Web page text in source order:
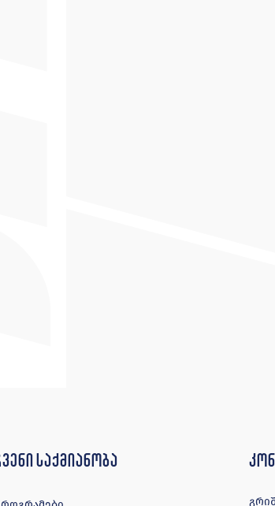
საქმიანობა